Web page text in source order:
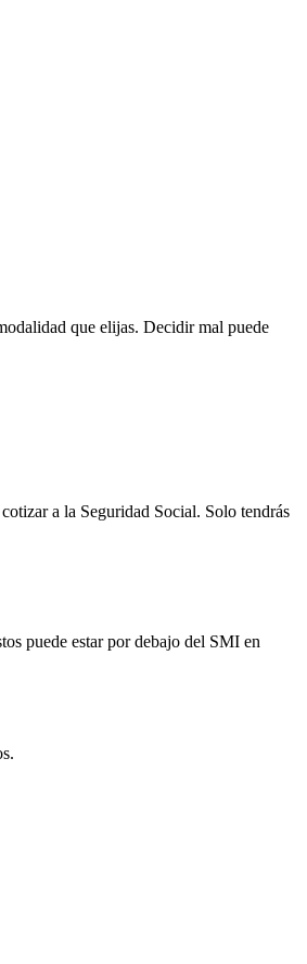
que elijas. Decidir mal puede
a la Seguridad Social. Solo tendrás
puede estar por debajo del SMI en